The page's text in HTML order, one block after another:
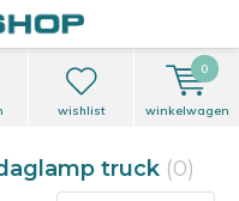
wishlist winkelwagen
0
truck (0)